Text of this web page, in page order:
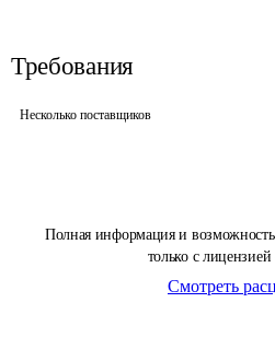
Полная информация и возможность
только с
Смотреть
Требования
Несколько поставщиков